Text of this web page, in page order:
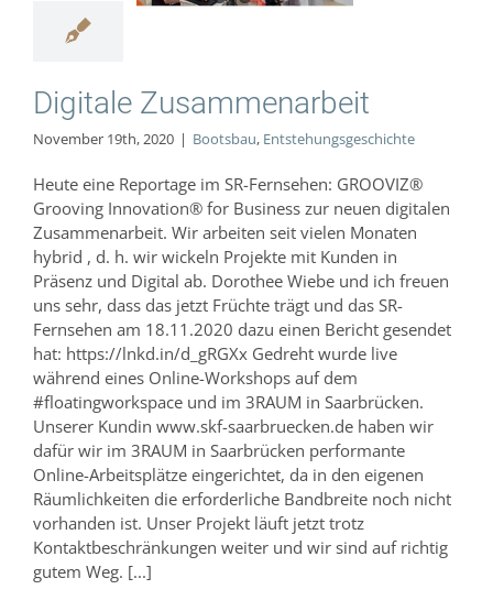
Digitale Zusammenarbeit
November 19th, 2020 | Bootsbau, Entstehungsgeschichte
Heute eine Reportage im SR-Fernsehen: GROOVIZ®
Grooving Innovation® for Business zur neuen digitalen
Zusammenarbeit. Wir arbeiten seit vielen Monaten
hybrid , d. h. wir wickeln Projekte mit Kunden in
Präsenz und Digital ab. Dorothee Wiebe und ich freuen
uns sehr, dass das jetzt Früchte trägt und das SR-
Fernsehen am 18.11.2020 dazu einen Bericht gesendet
hat: https://lnkd.in/d_gRGXx Gedreht wurde live
während eines Online-Workshops auf dem
#floatingworkspace und im 3RAUM in Saarbrücken.
Unserer Kundin www.skf-saarbruecken.de haben wir
dafür wir im 3RAUM in Saarbrücken performante
Online-Arbeitsplätze eingerichtet, da in den eigenen
Räumlichkeiten die erforderliche Bandbreite noch nicht
vorhanden ist. Unser Projekt läuft jetzt trotz
Kontaktbeschränkungen weiter und wir sind auf richtig
gutem Weg. [...]